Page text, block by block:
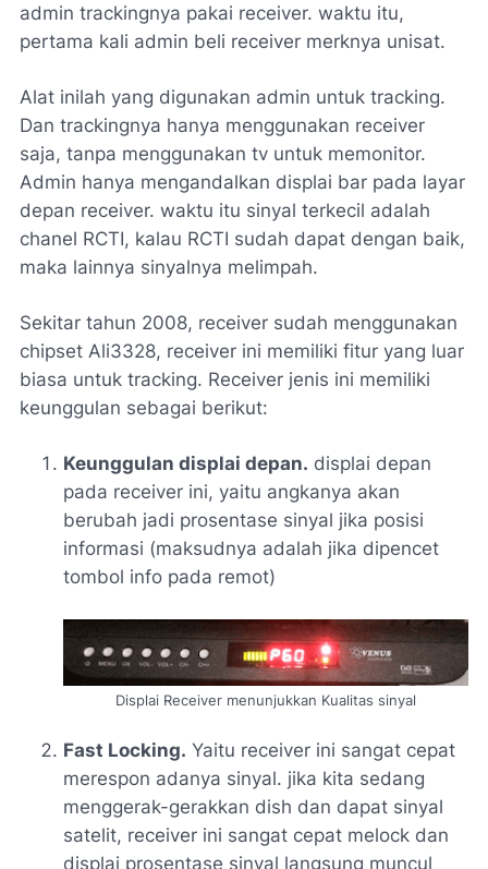
admin trackingnya pakai receiver. waktu itu,
pertama kali admin beli receiver merknya unisat.
Alat inilah yang digunakan admin untuk tracking.
Dan trackingnya hanya menggunakan receiver
saja, tanpa menggunakan tv untuk memonitor.
Admin hanya mengandalkan displai bar pada layar
depan receiver. waktu itu sinyal terkecil adalah
chanel RCTI, kalau RCTI sudah dapat dengan baik,
maka lainnya sinyalnya melimpah.
Sekitar tahun 2008, receiver sudah menggunakan
chipset Ali3328, receiver ini memiliki fitur yang luar
biasa untuk tracking. Receiver jenis ini memiliki
keunggulan sebagai berikut:
Keunggulan displai depan. displai depan
pada receiver ini, yaitu angkanya akan
berubah jadi prosentase sinyal jika posisi
informasi (maksudnya adalah jika dipencet
tombol info pada remot)
Displai Receiver menunjukkan Kualitas sinyal
Fast Locking. Yaitu receiver ini sangat cepat
merespon adanya sinyal. jika kita sedang
menggerak-gerakkan dish dan dapat sinyal
satelit, receiver ini sangat cepat melock dan
displai prosentase sinyal langsung muncul